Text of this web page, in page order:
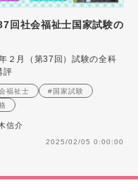
回社会福祉士国家試験の
２月（第37回）試験の全科
評
福祉士
#国家試験
信介
2025/02/05 0:00:00